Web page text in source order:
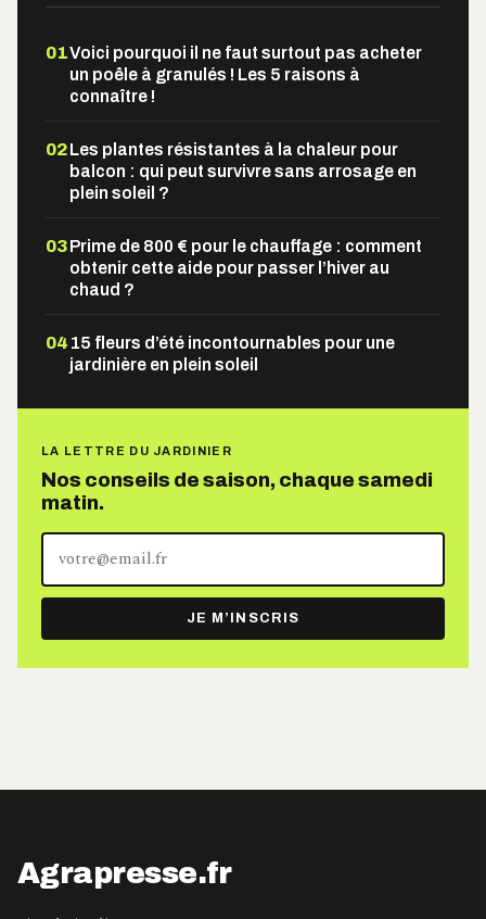
01Voici pourquoi il ne faut surtout pas acheter
un poêle à granulés ! Les 5 raisons à
connaître !
02Les plantes résistantes à la chaleur pour
balcon : qui peut survivre sans arrosage en
plein soleil ?
03Prime de 800 € pour le chauffage : comment
obtenir cette aide pour passer l’hiver au
chaud ?
04 15 fleurs d’été incontournables pour une
jardinière en plein soleil
LA LETTRE DU JARDINIER
Nos conseils de saison, chaque samedi
matin.
Votre
adresse
e-
mail
JE M’INSCRIS
Agrapresse.fr